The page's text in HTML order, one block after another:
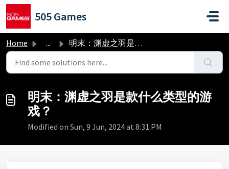
Skip to main content
505 Games
Home ... 明末：渊虚之羽是款什么类型的游戏？
明末：渊虚之羽是款什么类型的游
戏？
Modified on Sun, 9 Jun, 2024 at 8:31 PM